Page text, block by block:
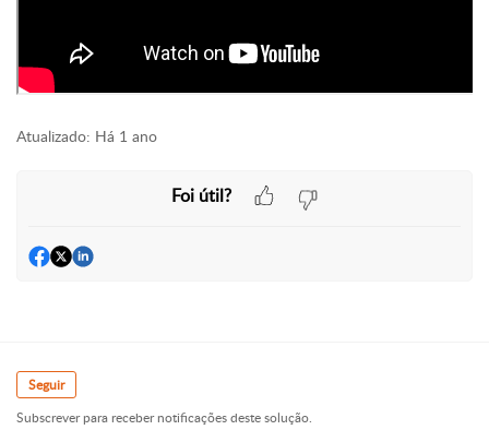
Atualizado: Há 1 ano
Foi útil?
Seguir
Subscrever para receber notificações deste solução.